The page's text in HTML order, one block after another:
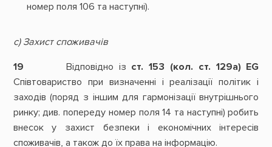
номер поля 106 та наступні).
с) Захист споживачів
19 Відповідно із ст. 153 (кол. ст. 129а) EG
Співтовариство при визначенні і реалізації політик і
заходів (поряд з іншим для гармонізації внутрішнього
ринку; див. попереду номер поля 14 та наступні) робить
внесок у захист безпеки і економічних інтересів
споживачів, а також до їх права на інформацію.